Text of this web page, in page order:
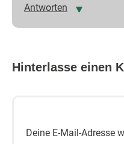
Antworten
Hinterlasse einen
Deine E-Mail-Adresse